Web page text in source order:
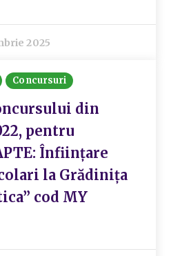
2025
Concursuri
din
pentru
Înființare
la Grădinița
cod MY